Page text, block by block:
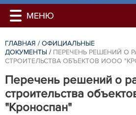
ГЛАВНАЯ / ОФИЦИАЛЬНЫЕ
ДОКУМЕНТЫ / ПЕРЕЧЕНЬ РЕШЕНИЙ О
СТРОИТЕЛЬСТВА ОБЪЕКТОВ ИООО
Перечень решений о
строительства
"Кроноспан"